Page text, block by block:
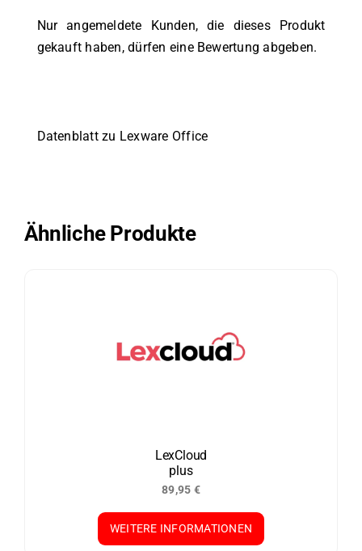
Nur angemeldete Kunden, die dieses Produkt
gekauft haben, dürfen eine Bewertung abgeben.
Datenblatt zu Lexware Office
Ähnliche Produkte
LexCloud
plus
89,95 €
WEITERE INFORMATIONEN